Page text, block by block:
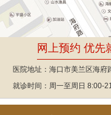
网上预约 优先
医院地址：海口市美兰区海府
就诊时间：周一至周日 8:00-